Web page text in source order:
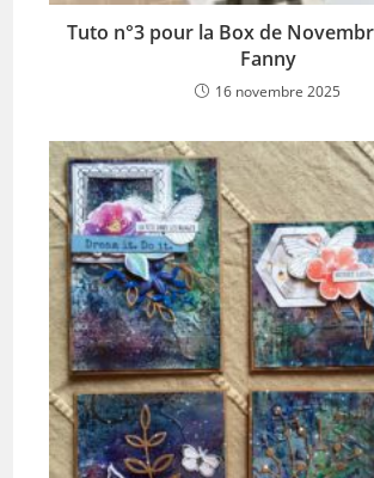
Tuto n°3 pour la Box de
Fanny
16 novembre 2025